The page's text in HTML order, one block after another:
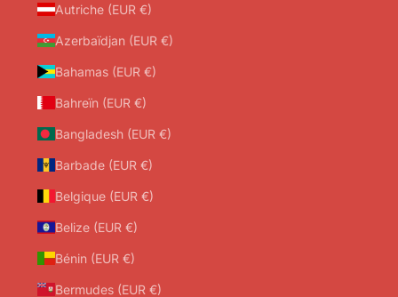
Autriche (EUR €)
Azerbaïdjan (EUR €)
Bahamas (EUR €)
Bahreïn (EUR €)
Bangladesh (EUR €)
Barbade (EUR €)
Belgique (EUR €)
Belize (EUR €)
Bénin (EUR €)
Bermudes (EUR €)